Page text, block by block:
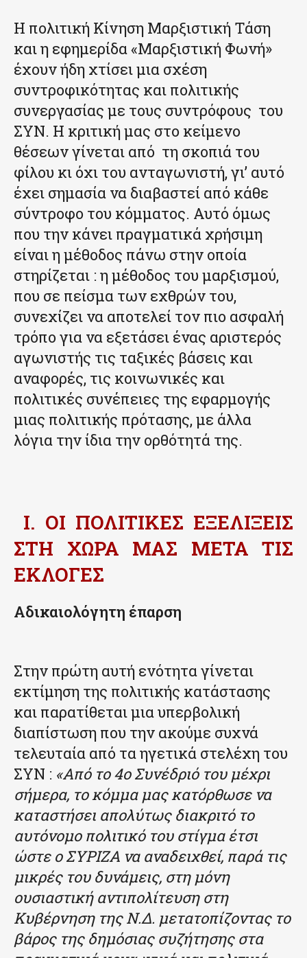
Η πολιτική Κίνηση Μαρξιστική Τάση
και η εφημερίδα «Μαρξιστική Φωνή»
έχουν ήδη χτίσει μια σχέση
συντροφικότητας και πολιτικής
συνεργασίας με τους συντρόφους του
ΣΥΝ. Η κριτική μας στο κείμενο
θέσεων γίνεται από τη σκοπιά του
φίλου κι όχι του ανταγωνιστή, γι’ αυτό
έχει σημασία να διαβαστεί από κάθε
σύντροφο του κόμματος. Αυτό όμως
που την κάνει πραγματικά χρήσιμη
είναι η μέθοδος πάνω στην οποία
στηρίζεται : η μέθοδος του μαρξισμού,
που σε πείσμα των εχθρών του,
συνεχίζει να αποτελεί τον πιο ασφαλή
τρόπο για να εξετάσει ένας αριστερός
αγωνιστής τις ταξικές βάσεις και
αναφορές, τις κοινωνικές και
πολιτικές συνέπειες της εφαρμογής
μιας πολιτικής πρότασης, με άλλα
λόγια την ίδια την ορθότητά της.
I. ΟΙ ΠΟΛΙΤΙΚΕΣ ΕΞΕΛΙΞΕΙΣ
ΣΤΗ ΧΩΡΑ ΜΑΣ ΜΕΤΑ ΤΙΣ
ΕΚΛΟΓΕΣ
Αδικαιολόγητη έπαρση
Στην πρώτη αυτή ενότητα γίνεται
εκτίμηση της πολιτικής κατάστασης
και παρατίθεται μια υπερβολική
διαπίστωση που την ακούμε συχνά
τελευταία από τα ηγετικά στελέχη του
ΣΥΝ : «Από το 4ο Συνέδριό του μέχρι
σήμερα, το κόμμα μας κατόρθωσε να
καταστήσει απολύτως διακριτό το
αυτόνομο πολιτικό του στίγμα έτσι
ώστε ο ΣΥΡΙΖΑ να αναδειχθεί, παρά τις
μικρές του δυνάμεις, στη μόνη
ουσιαστική αντιπολίτευση στη
Κυβέρνηση της Ν.Δ. μετατοπίζοντας το
βάρος της δημόσιας συζήτησης στα